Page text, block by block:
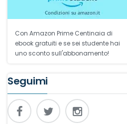
Con Amazon Prime Centinaia di
ebook gratuiti e se sei studente hai
uno sconto sull'abbonamento!
Seguimi